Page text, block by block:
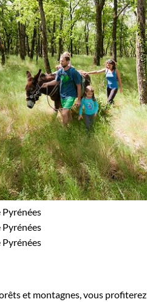
et montagnes, vous profiterez